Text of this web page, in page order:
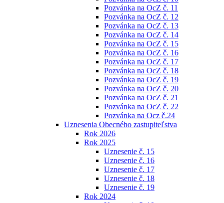
Pozvánka na OcZ č. 11
Pozvánka na OcZ č. 12
Pozvánka na OcZ č. 13
Pozvánka na OcZ č. 14
Pozvánka na OcZ č. 15
Pozvánka na OcZ č. 16
Pozvánka na OcZ č. 17
Pozvánka na OcZ č. 18
Pozvánka na OcZ č. 19
Pozvánka na OcZ č. 20
Pozvánka na OcZ č. 21
Pozvánka na OcZ č. 22
Pozvánka na Ocz č.24
Uznesenia Obecného zastupiteľstva
Rok 2026
Rok 2025
Uznesenie č. 15
Uznesenie č. 16
Uznesenie č. 17
Uznesenie č. 18
Uznesenie č. 19
Rok 2024